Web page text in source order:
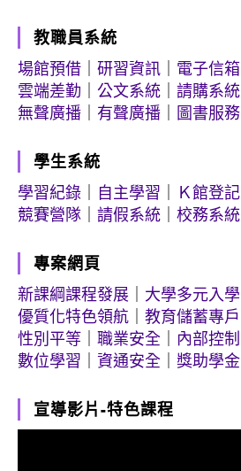
教職員系統
場館預借
研習資訊
電子信箱
雲端差勤
公文系統
請購系統
無聲廣播
有聲廣播 圖書服務
學生系統
學習紀錄
自主學習
Ｋ館登記
競賽營隊
請假系統 校務系統
專案網頁
新課綱課程發展
大學多元入學
優質化特色領航
教育儲蓄專戶
性別平等
職業安全
內部控制
數位學習
資通安全 獎助學金
宣導影片-特色課程